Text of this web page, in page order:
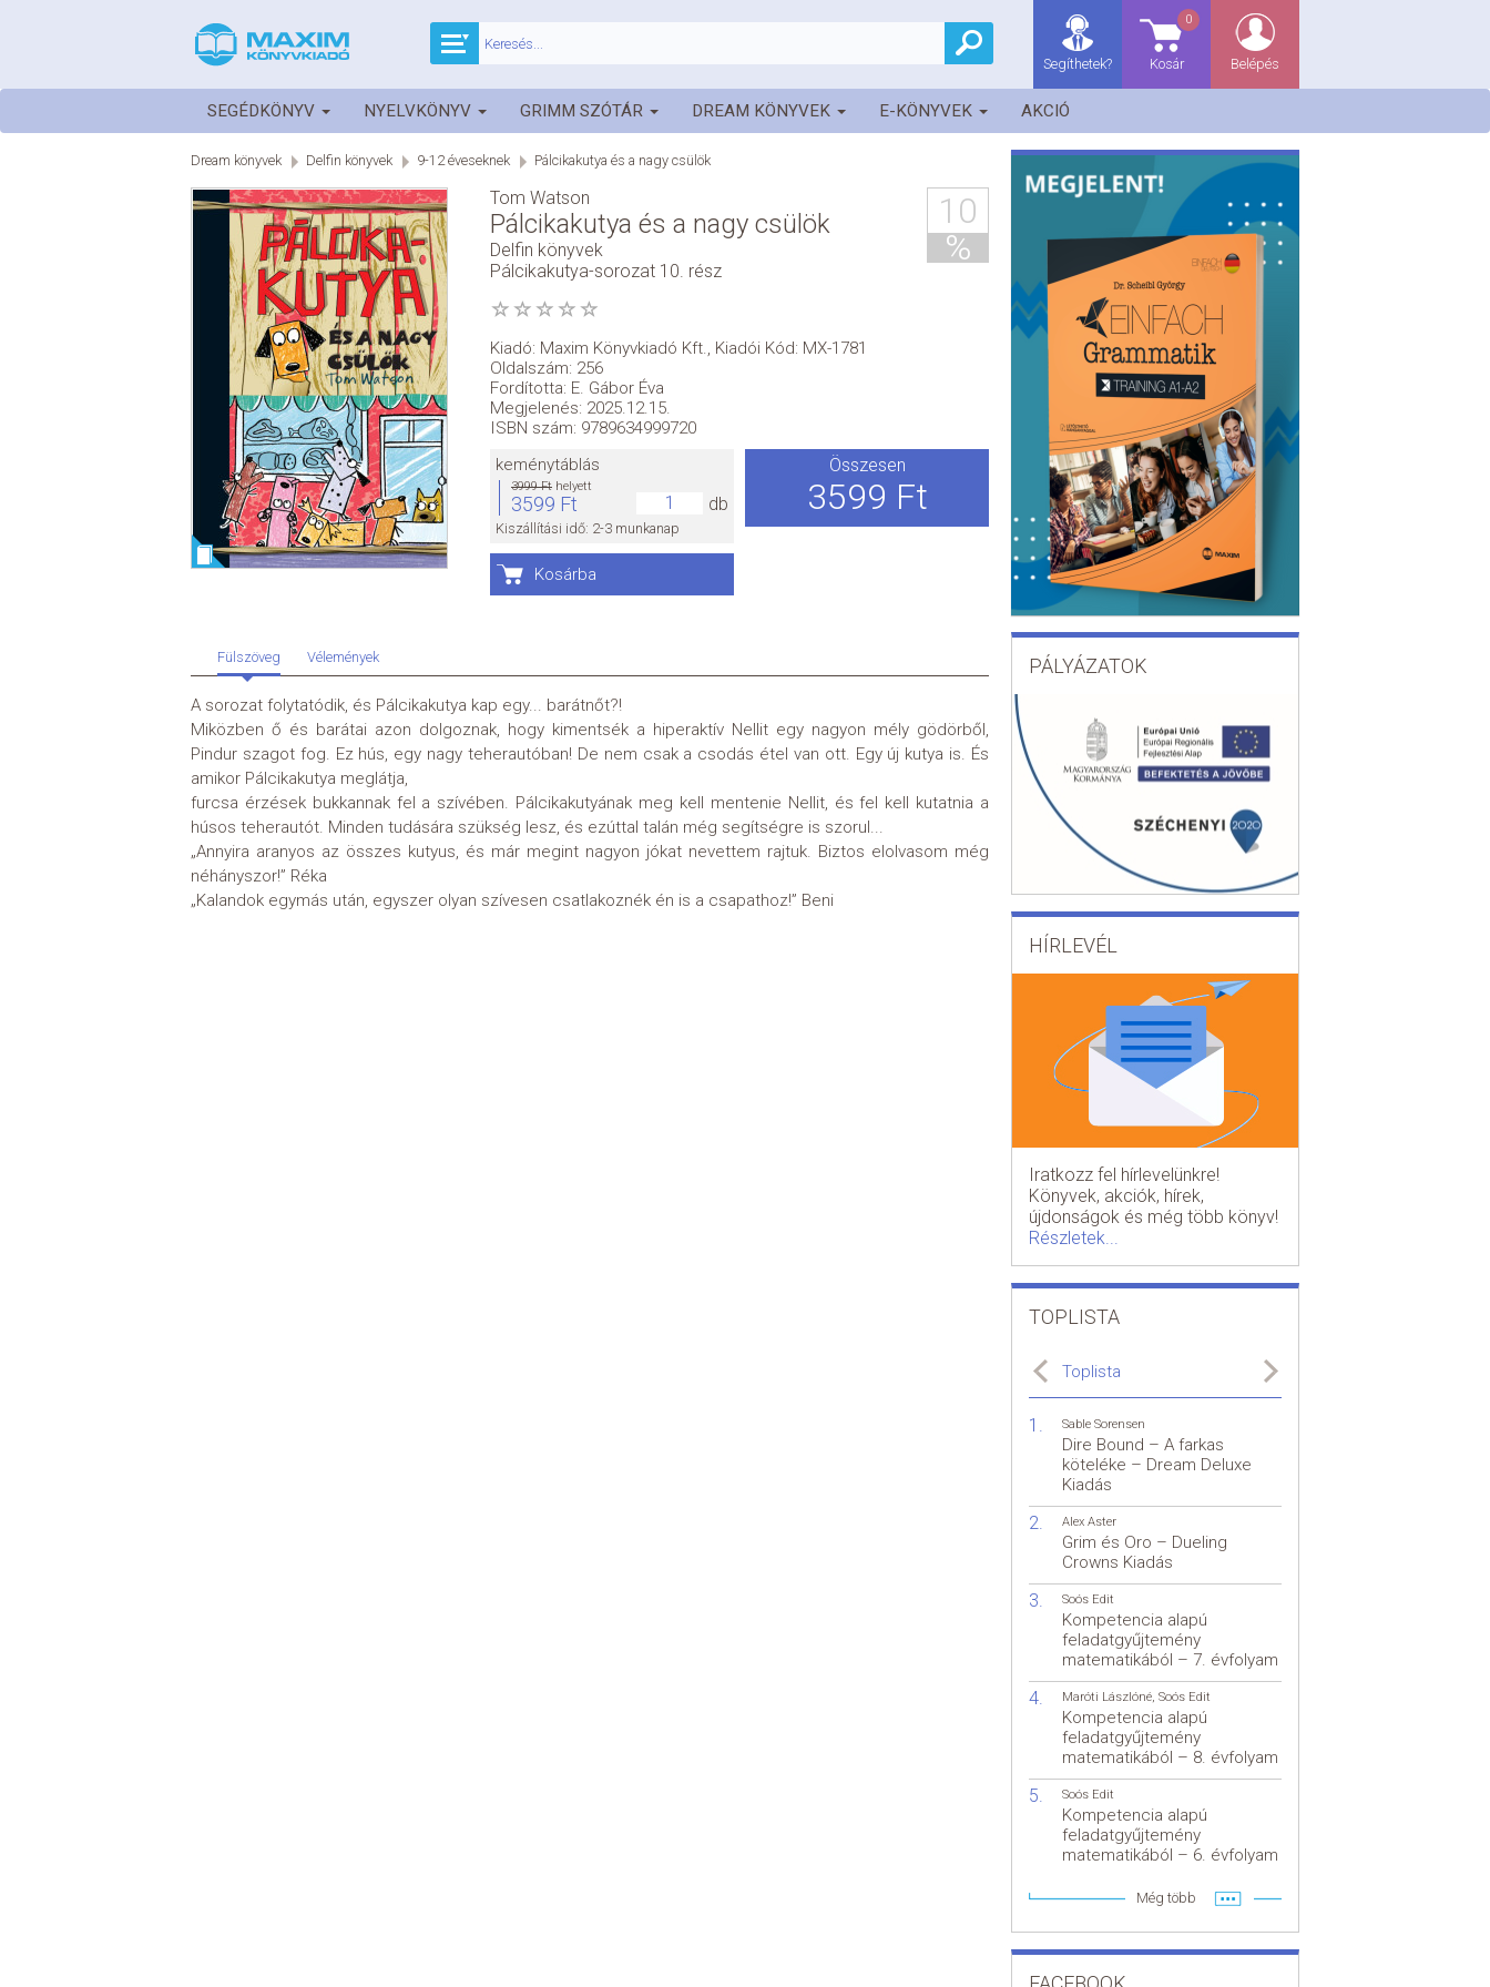
Belépés
Kosár
0
Segíthetek?
SEGÉDKÖNYV NYELVKÖNYV GRIMM SZÓTÁR DREAM KÖNYVEK E-KÖNYVEK AKCIÓ
Dream könyvek Delfin könyvek 9-12 éveseknek Pálcikakutya és a nagy csülök
Tom Watson
Pálcikakutya és a nagy csülök
Delfin könyvek
Pálcikakutya-sorozat 10. rész
10
%
Kiadó: Maxim Könyvkiadó Kft.
Kiadói Kód: MX-1781
Oldalszám: 256
Fordította: E. Gábor Éva
Megjelenés: 2025.12.15.
ISBN szám: 9789634999720
Kosárba
keménytáblás
3999 Ft helyett
3599 Ft db
Kiszállítási idő: 2-3 munkanap
Összesen
3599 Ft
Fülszöveg Vélemények
A sorozat folytatódik, és Pálcikakutya kap egy... barátnőt?!
Miközben ő és barátai azon dolgoznak, hogy kimentsék a hiperaktív Nellit egy nagyon mély gödörből,
Pindur szagot fog. Ez hús, egy nagy teherautóban! De nem csak a csodás étel van ott. Egy új kutya is. És
amikor Pálcikakutya meglátja,
furcsa érzések bukkannak fel a szívében. Pálcikakutyának meg kell mentenie Nellit, és fel kell kutatnia a
húsos teherautót. Minden tudására szükség lesz, és ezúttal talán még segítségre is szorul...
„Annyira aranyos az összes kutyus, és már megint nagyon jókat nevettem rajtuk. Biztos elolvasom még
néhányszor!” Réka
„Kalandok egymás után, egyszer olyan szívesen csatlakoznék én is a csapathoz!” Beni
PÁLYÁZATOK
HÍRLEVÉL
Iratkozz fel hírlevelünkre!
Könyvek, akciók, hírek,
újdonságok és még több könyv!
Részletek...
TOPLISTA
Toplista
Sable Sorensen
Dire Bound – A farkas
köteléke – Dream Deluxe
Kiadás
Alex Aster
Grim és Oro – Dueling
Crowns Kiadás
Soós Edit
Kompetencia alapú
feladatgyűjtemény
matematikából – 7. évfolyam
Maróti Lászlóné, Soós Edit
Kompetencia alapú
feladatgyűjtemény
matematikából – 8. évfolyam
Soós Edit
Kompetencia alapú
feladatgyűjtemény
matematikából – 6. évfolyam
Még több